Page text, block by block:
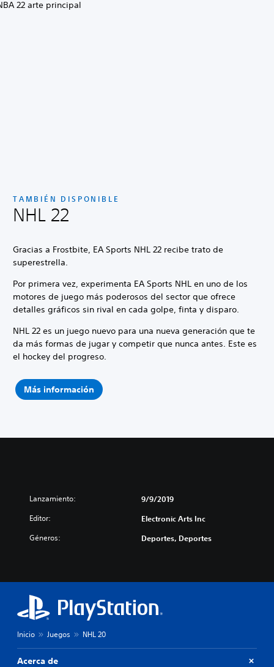
TAMBIÉN DISPONIBLE
NHL 22
Gracias a Frostbite, EA Sports NHL 22 recibe trato de
superestrella.
Por primera vez, experimenta EA Sports NHL en uno de los
motores de juego más poderosos del sector que ofrece
detalles gráficos sin rival en cada golpe, finta y disparo.
NHL 22 es un juego nuevo para una nueva generación que te
da más formas de jugar y competir que nunca antes. Este es
el hockey del progreso.
Más información
Lanzamiento: 9/9/2019
Editor: Electronic Arts Inc
Géneros: Deportes, Deportes
Inicio Juegos NHL 20
Acerca de